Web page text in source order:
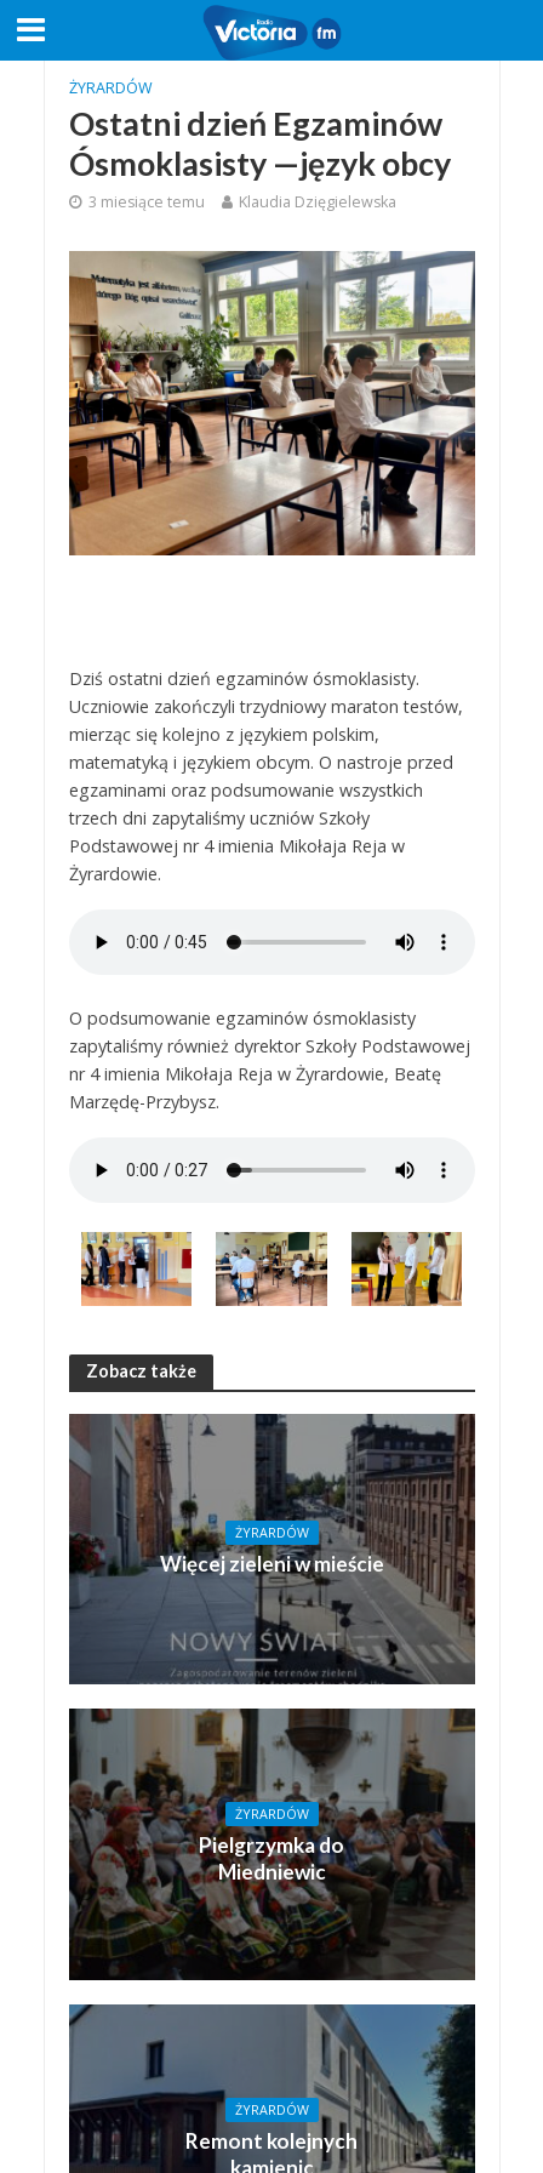
ŻYRARDÓW
Ostatni dzień Egzaminów
Ósmoklasisty —język obcy
3 miesiące temu Klaudia Dzięgielewska
Dziś ostatni dzień egzaminów ósmoklasisty.
Uczniowie zakończyli trzydniowy maraton testów,
mierząc się kolejno z językiem polskim,
matematyką i językiem obcym. O nastroje przed
egzaminami oraz podsumowanie wszystkich
trzech dni zapytaliśmy uczniów Szkoły
Podstawowej nr 4 imienia Mikołaja Reja w
Żyrardowie.
O podsumowanie egzaminów ósmoklasisty
zapytaliśmy również dyrektor Szkoły Podstawowej
nr 4 imienia Mikołaja Reja w Żyrardowie, Beatę
Marzędę-Przybysz.
Zobacz także
ŻYRARDÓW
Więcej zieleni w mieście
ŻYRARDÓW
Pielgrzymka do
Miedniewic
ŻYRARDÓW
Remont kolejnych
kamienic